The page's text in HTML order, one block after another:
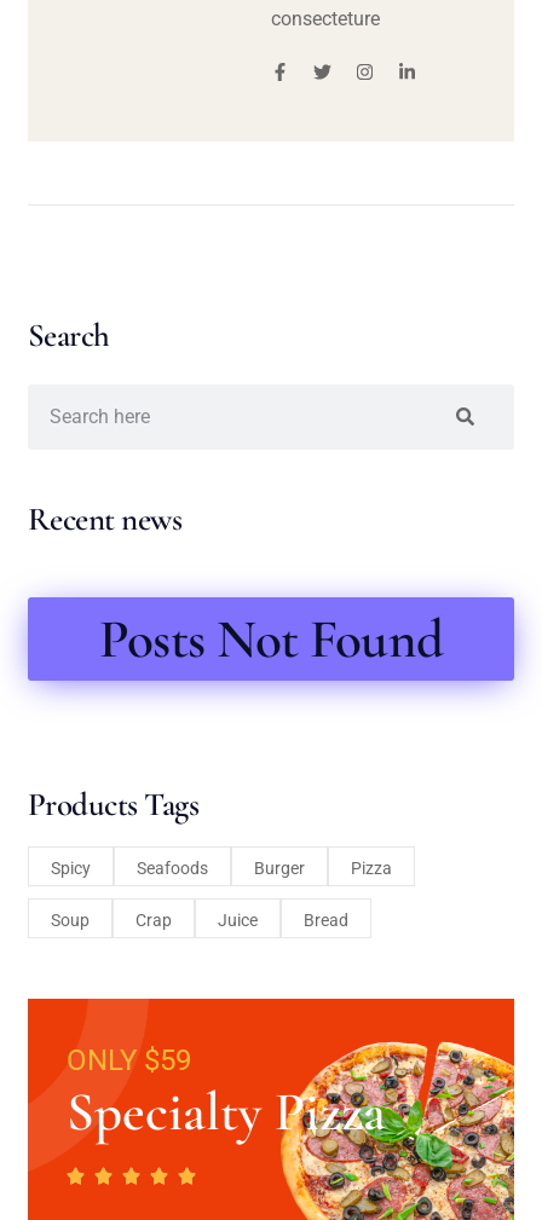
consecteture
Search
Recent news
Posts Not Found
Products Tags
Spicy Seafoods Burger Pizza
Soup Crap Juice Bread
ONLY $59
Specialty Pizza